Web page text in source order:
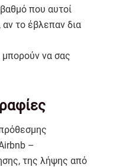
που αυτοί
το έβλεπαν δια
μπορούν να σας
–
της λήψης από